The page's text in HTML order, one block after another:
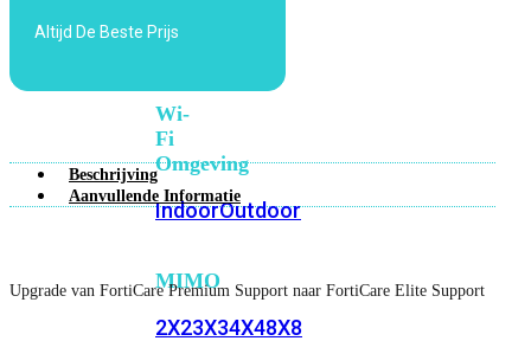
Fi
Wi-
Fi
Omgeving
IndoorOutdoor
MIMO
2X23X34X48X8
Altijd De Beste Prijs
Beschrijving
Aanvullende Informatie
Upgrade van FortiCare Premium Support naar FortiCare Elite Support